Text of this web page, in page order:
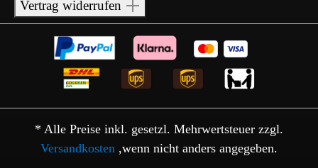
Vertrag widerrufen
* Alle Preise inkl. gesetzl. Mehrwertsteuer zzgl.
Versandkosten ,wenn nicht anders angegeben.